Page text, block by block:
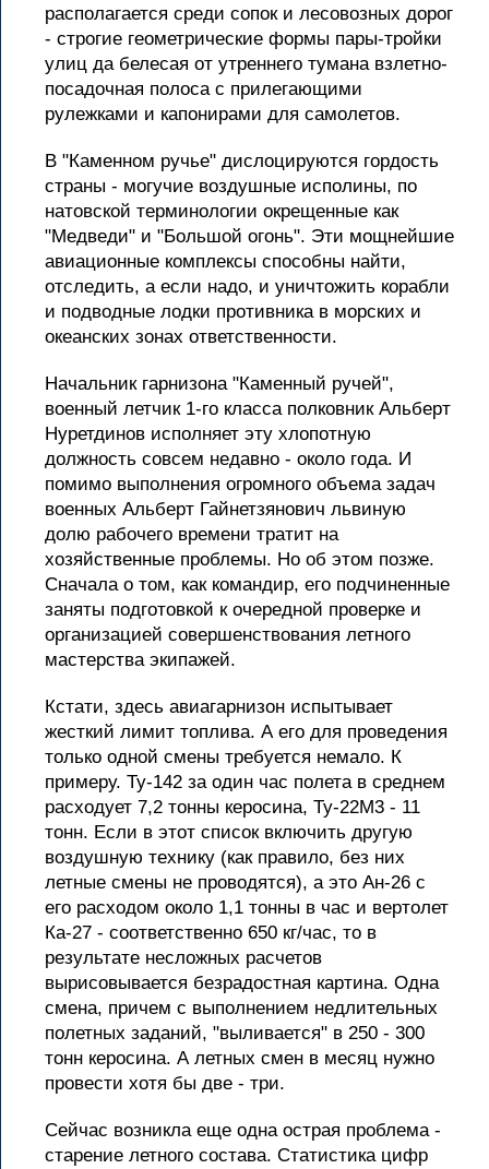
располагается среди сопок и лесовозных дорог
- строгие геометрические формы пары-тройки
улиц да белесая от утреннего тумана взлетно-
посадочная полоса с прилегающими
рулежками и капонирами для самолетов.
В "Каменном ручье" дислоцируются гордость
страны - могучие воздушные исполины, по
натовской терминологии окрещенные как
"Медведи" и "Большой огонь". Эти мощнейшие
авиационные комплексы способны найти,
отследить, а если надо, и уничтожить корабли
и подводные лодки противника в морских и
океанских зонах ответственности.
Начальник гарнизона "Каменный ручей",
военный летчик 1-го класса полковник Альберт
Нуретдинов исполняет эту хлопотную
должность совсем недавно - около года. И
помимо выполнения огромного объема задач
военных Альберт Гайнетзянович львиную
долю рабочего времени тратит на
хозяйственные проблемы. Но об этом позже.
Сначала о том, как командир, его подчиненные
заняты подготовкой к очередной проверке и
организацией совершенствования летного
мастерства экипажей.
Кстати, здесь авиагарнизон испытывает
жесткий лимит топлива. А его для проведения
только одной смены требуется немало. К
примеру. Ту-142 за один час полета в среднем
расходует 7,2 тонны керосина, Ту-22М3 - 11
тонн. Если в этот список включить другую
воздушную технику (как правило, без них
летные смены не проводятся), а это Ан-26 с
его расходом около 1,1 тонны в час и вертолет
Ка-27 - соответственно 650 кг/час, то в
результате несложных расчетов
вырисовывается безрадостная картина. Одна
смена, причем с выполнением недлительных
полетных заданий, "выливается" в 250 - 300
тонн керосина. А летных смен в месяц нужно
провести хотя бы две - три.
Сейчас возникла еще одна острая проблема -
старение летного состава. Статистика цифр